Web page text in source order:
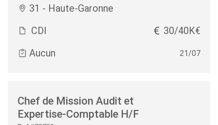
31 - Haute-Garonne
CDI
30/40K€
Aucun
21/07
Chef de Mission Audit et
Expertise-Comptable H/F